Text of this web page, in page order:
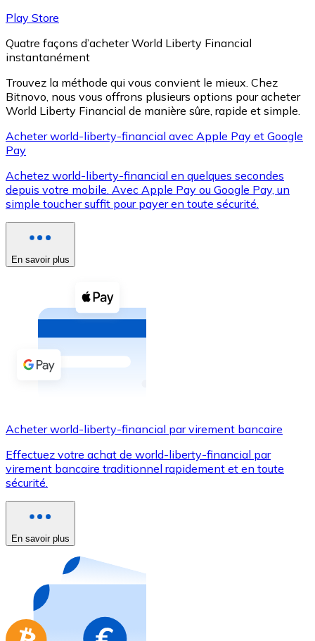
Voir toutes
Coupons crypto
Achetez des cryptomonnaies en espèces et d'autres
Virement SEPA
Acheter avec virement bancaire
Acheter avec carte
Boutique - Cartes
Nouveau
Achetez des cartes-cadeaux de vos marques
Aller à la boutique de cartes-cadeaux
Play Store
Quatre façons d’acheter World Liberty Financial
instantanément
Trouvez la méthode qui vous convient le mieux. Chez
Bitnovo, nous vous offrons plusieurs options pour acheter
World Liberty Financial de manière sûre, rapide et simple.
Acheter world-liberty-financial avec Apple Pay et Google
Pay
Achetez world-liberty-financial en quelques secondes
depuis votre mobile. Avec Apple Pay ou Google Pay, un
simple toucher suffit pour payer en toute sécurité.
En savoir plus
Acheter world-liberty-financial par virement bancaire
Effectuez votre achat de world-liberty-financial par
virement bancaire traditionnel rapidement et en toute
sécurité.
En savoir plus